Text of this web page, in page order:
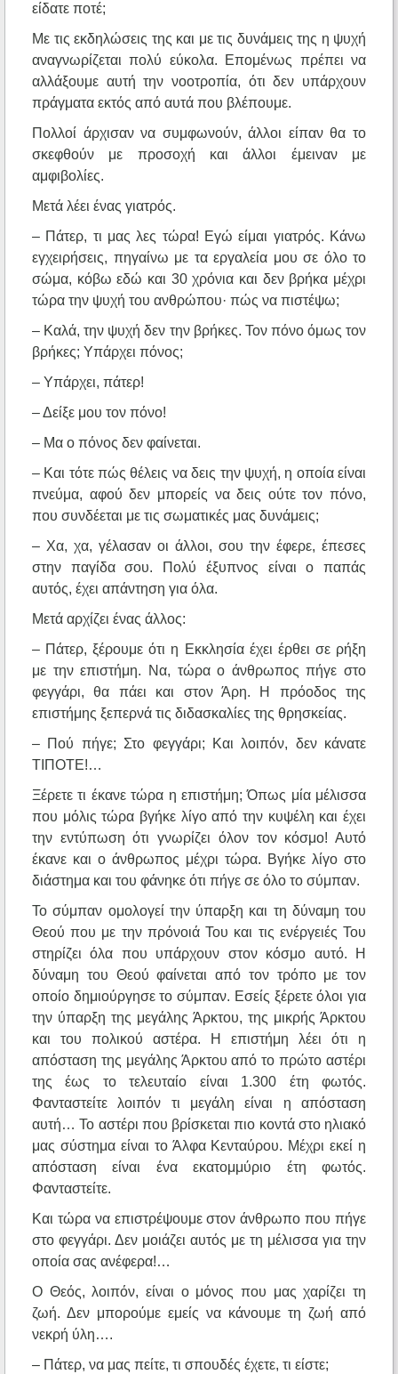
είδατε ποτέ;
Με τις εκδηλώσεις της και με τις δυνάμεις της η ψυχή
αναγνωρίζεται πολύ εύκολα. Επομένως πρέπει να
αλλάξουμε αυτή την νοοτροπία, ότι δεν υπάρχουν
πράγματα εκτός από αυτά που βλέπουμε.
Πολλοί άρχισαν να συμφωνούν, άλλοι είπαν θα το
σκεφθούν με προσοχή και άλλοι έμειναν με
αμφιβολίες.
Μετά λέει ένας γιατρός.
– Πάτερ, τι μας λες τώρα! Εγώ είμαι γιατρός. Κάνω
εγχειρήσεις, πηγαίνω με τα εργαλεία μου σε όλο το
σώμα, κόβω εδώ και 30 χρόνια και δεν βρήκα μέχρι
τώρα την ψυχή του ανθρώπου· πώς να πιστέψω;
– Καλά, την ψυχή δεν την βρήκες. Τον πόνο όμως τον
βρήκες; Υπάρχει πόνος;
– Υπάρχει, πάτερ!
– Δείξε μου τον πόνο!
– Μα ο πόνος δεν φαίνεται.
– Και τότε πώς θέλεις να δεις την ψυχή, η οποία είναι
πνεύμα, αφού δεν μπορείς να δεις ούτε τον πόνο,
που συνδέεται με τις σωματικές μας δυνάμεις;
– Χα, χα, γέλασαν οι άλλοι, σου την έφερε, έπεσες
στην παγίδα σου. Πολύ έξυπνος είναι ο παπάς
αυτός, έχει απάντηση για όλα.
Μετά αρχίζει ένας άλλος:
– Πάτερ, ξέρουμε ότι η Εκκλησία έχει έρθει σε ρήξη
με την επιστήμη. Να, τώρα ο άνθρωπος πήγε στο
φεγγάρι, θα πάει και στον Άρη. Η πρόοδος της
επιστήμης ξεπερνά τις διδασκαλίες της θρησκείας.
– Πού πήγε; Στο φεγγάρι; Και λοιπόν, δεν κάνατε
ΤIΠΟΤΕ!…
Ξέρετε τι έκανε τώρα η επιστήμη; Όπως μία μέλισσα
που μόλις τώρα βγήκε λίγο από την κυψέλη και έχει
την εντύπωση ότι γνωρίζει όλον τον κόσμο! Αυτό
έκανε και ο άνθρωπος μέχρι τώρα. Βγήκε λίγο στο
διάστημα και του φάνηκε ότι πήγε σε όλο το σύμπαν.
Το σύμπαν ομολογεί την ύπαρξη και τη δύναμη του
Θεού που με την πρόνοιά Του και τις ενέργειές Του
στηρίζει όλα που υπάρχουν στον κόσμο αυτό. Η
δύναμη του Θεού φαίνεται από τον τρόπο με τον
οποίο δημιούργησε το σύμπαν. Εσείς ξέρετε όλοι για
την ύπαρξη της μεγάλης Άρκτου, της μικρής Άρκτου
και του πολικού αστέρα. Η επιστήμη λέει ότι η
απόσταση της μεγάλης Άρκτου από το πρώτο αστέρι
της έως το τελευταίο είναι 1.300 έτη φωτός.
Φανταστείτε λοιπόν τι μεγάλη είναι η απόσταση
αυτή… Το αστέρι που βρίσκεται πιο κοντά στο ηλιακό
μας σύστημα είναι το Άλφα Κενταύρου. Μέχρι εκεί η
απόσταση είναι ένα εκατομμύριο έτη φωτός.
Φανταστείτε.
Και τώρα να επιστρέψουμε στον άνθρωπο που πήγε
στο φεγγάρι. Δεν μοιάζει αυτός με τη μέλισσα για την
οποία σας ανέφερα!…
Ο Θεός, λοιπόν, είναι ο μόνος που μας χαρίζει τη
ζωή. Δεν μπορούμε εμείς να κάνουμε τη ζωή από
νεκρή ύλη….
– Πάτερ, να μας πείτε, τι σπουδές έχετε, τι είστε;